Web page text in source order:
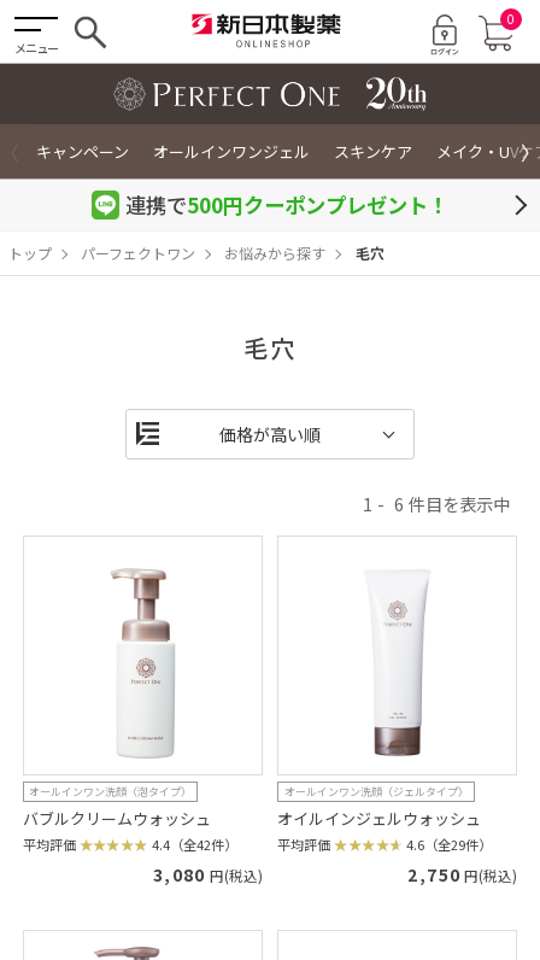
メニュー
0
キャンペーン オールインワンジェル スキンケア メイク・UVケ
〉
連携で500円クーポンプレゼント！
トップ パーフェクトワン お悩みから探す 毛穴
毛穴
1 6
オールインワン洗顔（泡タイプ）
バブルクリームウォッシュ
平均評価 4.4（全42件）
3,080 円(税込)
オールインワン洗顔（ジェルタイプ）
オイルインジェルウォッシュ
平均評価 4.6（全29件）
2,750 円(税込)